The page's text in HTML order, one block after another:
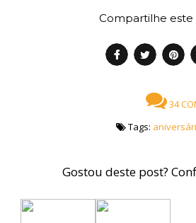
Compartilhe este
34
Tags:
Gostou deste post?